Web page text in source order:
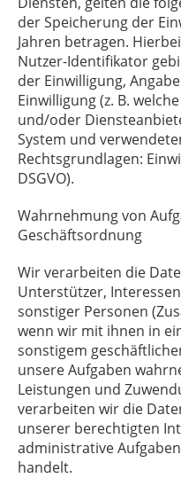
der Speicherung der
Jahren betragen.
Nutzer-Identifikator
der Einwilligung,
Einwilligung (z. B.
und/oder
System und
Rechtsgrundlagen:
DSGVO).
Wahrnehmung von
Geschäftsordnung
Wir verarbeiten die
Unterstützer,
sonstiger Personen
wenn wir mit ihnen in
sonstigem
unsere Aufgaben
Leistungen und
verarbeiten wir die
unserer berechtigten
administrative
handelt.